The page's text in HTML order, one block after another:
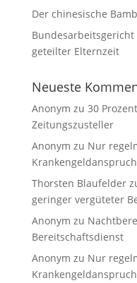
Der chinesische
geteilter Elternzeit
Neueste
Anonym zu 30
Zeitungszusteller
Anonym zu Nur
Krankengeldanspruch
Thorsten Blaufelder
geringer vergüteter
Anonym zu
Bereitschaftsdienst
Anonym zu Nur
Krankengeldanspruch